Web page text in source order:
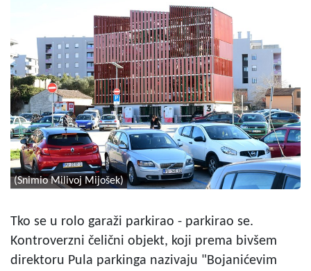
(Snimio Milivoj Mijošek)
Tko se u rolo garaži parkirao - parkirao se.
Kontroverzni čelični objekt, koji prema bivšem
direktoru Pula parkinga nazivaju "Bojanićevim